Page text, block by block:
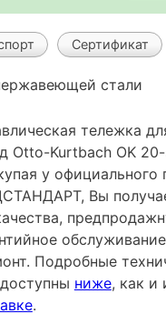
Сертификат
стали
тележка
Otto-Kurtbach OK
у официального
Вы
Подробные
ниже, как и
.